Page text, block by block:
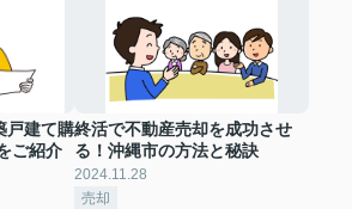
戸建て購
ご紹介
終活で不動産売却を成功させ
る！沖縄市の方法と秘訣
2024.11.28
売却